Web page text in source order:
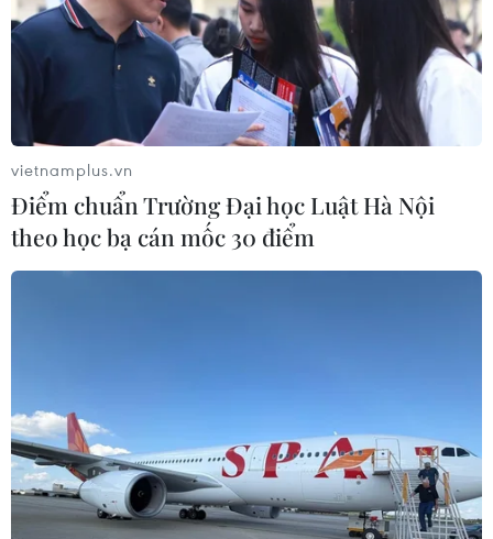
Vụ cháy nằm sát Trường Tiểu học Thăng Long, thời điểm
xảy ra cháy lại là giờ ra chơi nên nhiều học sinh đã
được nhà trường cho di dời khẩn cấp để đảm bảo an
Cháy lớn tòa nhà 18 tầng trên phố
vietnamplus.vn
Điểm chuẩn Trường Đại học Luật Hà Nội
theo học bạ cán mốc 30 điểm